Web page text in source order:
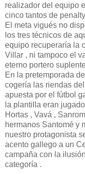
realizador del equipo
cinco tantos de
El meta vigués no
los tres técnicos de
equipo recuperaría la
Villar , ni tampoco el
eterno portero
En la pretemporada
cogería las riendas
apuesta por el fútbol
la plantilla eran
Hortas , Vavá ,
hermanos Santomé y
nuestro protagonista
acento gallego a un
campaña con la
categoría .